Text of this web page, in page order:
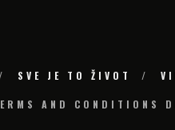
SVE JE TO ŽIVOT
AND CONDITIONS